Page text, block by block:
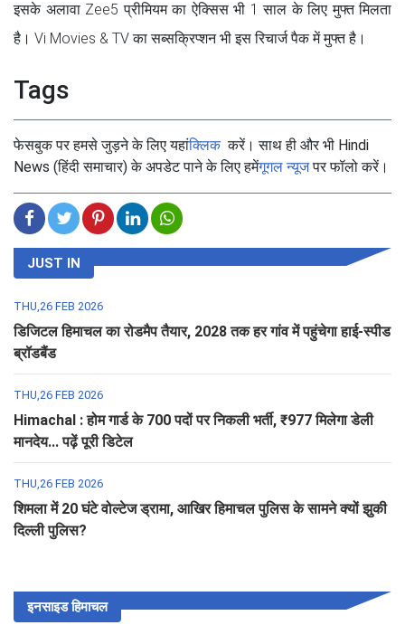
इसके अलावा Zee5 प्रीमियम का ऐक्सिस भी 1 साल के लिए मुफ्त मिलता
है। Vi Movies & TV का सब्सक्रिप्शन भी इस रिचार्ज पैक में मुफ्त है।
Tags
फेसबुक पर हमसे जुड़ने के लिए यहांक्लिककरें। साथ ही और भी Hindi
News (हिंदी समाचार) के अपडेट पाने के लिए हमेंगूगल न्यूजपर फॉलो करें।
JUST IN
THU,26 FEB 2026
डिजिटल हिमाचल का रोडमैप तैयार, 2028 तक हर गांव में पहुंचेगा हाई-स्पीड
ब्रॉडबैंड
THU,26 FEB 2026
Himachal : होम गार्ड के 700 पदों पर निकली भर्ती, ₹977 मिलेगा डेली
मानदेय... पढ़ें पूरी डिटेल
THU,26 FEB 2026
शिमला में 20 घंटे वोल्टेज ड्रामा, आखिर हिमाचल पुलिस के सामने क्यों झुकी
दिल्ली पुलिस?
इनसाइड हिमाचल